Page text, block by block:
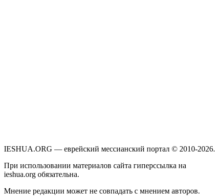
IESHUA.ORG — еврейский мессианский портал © 2010-2026.
При использовании материалов сайта гиперссылка на
ieshua.org обязательна.
Мнение редакции может не совпадать с мнением авторов.